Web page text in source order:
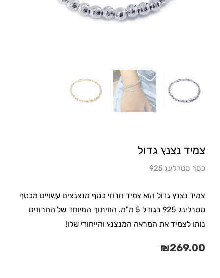
צמיד נצנץ גדול
כסף סטרלינג 925
צמיד נצנץ גדול הוא צמיד חרוזי כסף מנצנצים עשויים מכסף
סטרלינג 925 בגודל 5 מ"מ. החיתוך המיוחד של החרוזים
נותן לצמיד את המראה המנצנץ והייחודי שלו!
₪269.00